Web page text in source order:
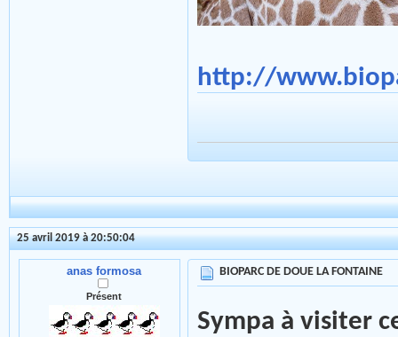
http://
25 avril 2019 à 20:50:04
anas formosa
Présent
BIOPARC DE DOUE LA FONTAINE
Sympa à visiter